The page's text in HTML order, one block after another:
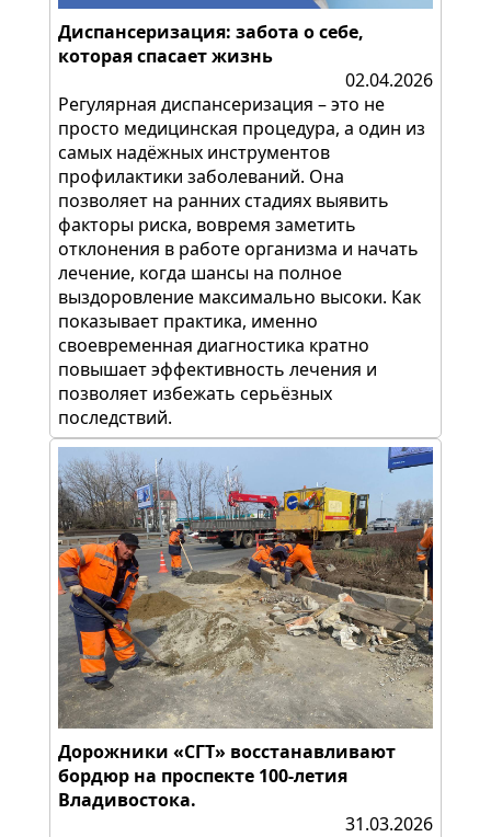
Диспансеризация: забота о себе,
которая спасает жизнь
02.04.2026
Регулярная диспансеризация – это не
просто медицинская процедура, а один из
самых надёжных инструментов
профилактики заболеваний. Она
позволяет на ранних стадиях выявить
факторы риска, вовремя заметить
отклонения в работе организма и начать
лечение, когда шансы на полное
выздоровление максимально высоки. Как
показывает практика, именно
своевременная диагностика кратно
повышает эффективность лечения и
позволяет избежать серьёзных
последствий.
Дорожники «СГТ» восстанавливают
бордюр на проспекте 100-летия
Владивостока.
31.03.2026